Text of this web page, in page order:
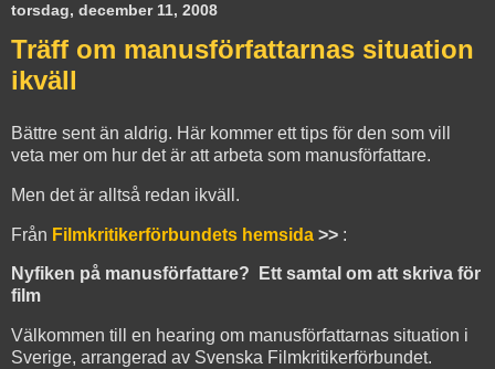
torsdag, december 11, 2008
Träff om manusförfattarnas situation
ikväll
Bättre sent än aldrig. Här kommer ett tips för den som vill
veta mer om hur det är att arbeta som manusförfattare.
Men det är alltså redan ikväll.
Från Filmkritikerförbundets hemsida >> :
Nyfiken på manusförfattare? ­ Ett samtal om att skriva för
film
Välkommen till en hearing om manusförfattarnas situation i
Sverige, arrangerad av Svenska Filmkritikerförbundet.